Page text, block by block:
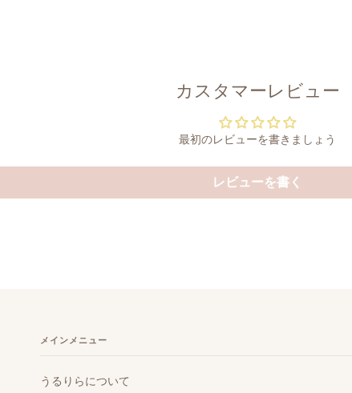
カスタマーレビュー
最初のレビューを書きましょう
レビューを書く
メインメニュー
うるりらについて